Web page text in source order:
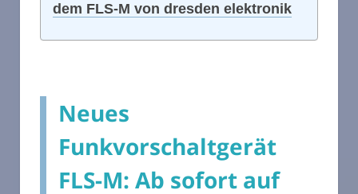
dem FLS-M von dresden elektronik
Neues
Funkvorschaltgerät
FLS-M: Ab sofort auf